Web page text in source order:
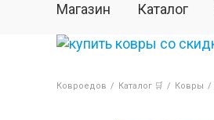
Магазин Каталог
Ковроедов / Каталог 🛒 / Ковры /